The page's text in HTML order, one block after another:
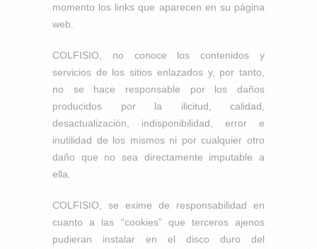
momento los links que aparecen en su página
web.
COLFISIO, no conoce los contenidos y
servicios de los sitios enlazados y, por tanto,
no se hace responsable por los daños
producidos por la ilicitud, calidad,
desactualización, indisponibilidad, error e
inutilidad de los mismos ni por cualquier otro
daño que no sea directamente imputable a
ella.
COLFISIO, se exime de responsabilidad en
cuanto a las “cookies” que terceros ajenos
pudieran instalar en el disco duro del